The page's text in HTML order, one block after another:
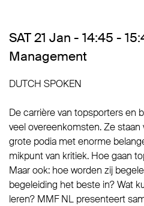
SAT 21 Jan - 14:45 -
Management
DUTCH SPOKEN
De carrière van topsporters en
veel overeenkomsten. Ze
grote podia met enorme
mikpunt van kritiek. Hoe gaan
Maar ook: hoe worden zij
begeleiding het beste in? Wat
leren? MMF NL presenteert